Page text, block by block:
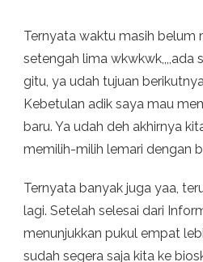
Ternyata waktu masih belum
setengah lima wkwkwk,,,,ada
gitu, ya udah tujuan
Kebetulan adik saya mau
baru. Ya udah deh akhirnya
memilih-milih lemari dengan
Ternyata banyak juga yaa,
lagi. Setelah selesai dari
menunjukkan pukul empat
sudah segera saja kita ke